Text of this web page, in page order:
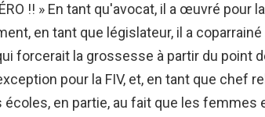
!! » En tant qu'avocat, il a œuvré pour
en tant que législateur, il a coparrainé
forcerait la grossesse à partir du point
pour la FIV, et, en tant que chef
en partie, au fait que les femmes